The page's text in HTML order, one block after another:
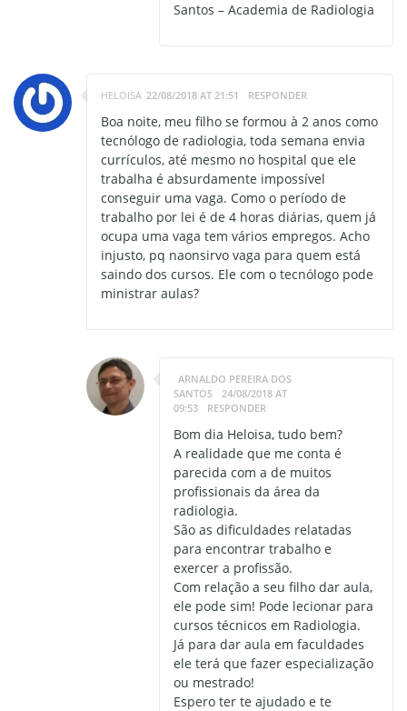
Santos – Academia de Radiologia
HELOISA 22/08/2018 AT 21:51 RESPONDER
Boa noite, meu filho se formou à 2 anos como
tecnólogo de radiologia, toda semana envia
currículos, até mesmo no hospital que ele
trabalha é absurdamente impossível
conseguir uma vaga. Como o período de
trabalho por lei é de 4 horas diárias, quem já
ocupa uma vaga tem vários empregos. Acho
injusto, pq naonsirvo vaga para quem está
saindo dos cursos. Ele com o tecnólogo pode
ministrar aulas?
ARNALDO PEREIRA DOS
SANTOS
24/08/2018 AT
09:53
RESPONDER
Bom dia Heloisa, tudo bem?
A realidade que me conta é
parecida com a de muitos
profissionais da área da
radiologia.
São as dificuldades relatadas
para encontrar trabalho e
exercer a profissão.
Com relação a seu filho dar aula,
ele pode sim! Pode lecionar para
cursos técnicos em Radiologia.
Já para dar aula em faculdades
ele terá que fazer especialização
ou mestrado!
Espero ter te ajudado e te